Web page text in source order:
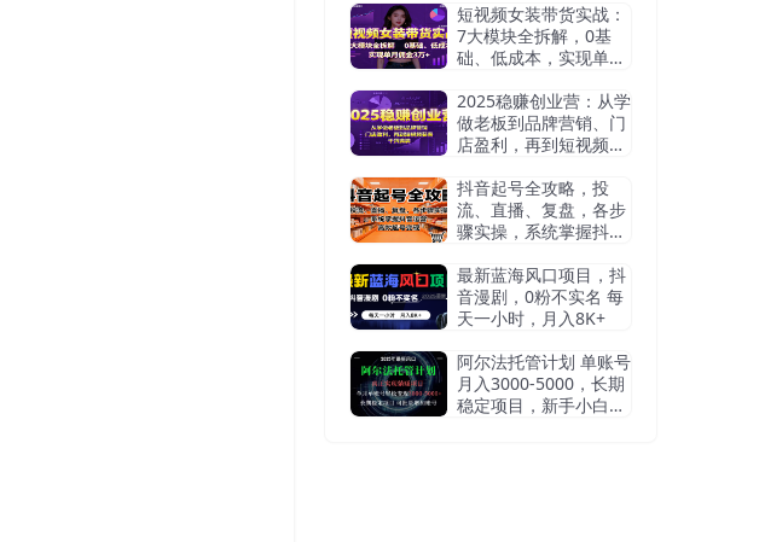
短视频女装带货实战：
7大模块全拆解，0基
础、低成本，实现单月
2025稳赚创业营：从学
做老板到品牌营销、门
店盈利，再到短视频获
抖音起号全攻略，投
流、直播、复盘，各步
骤实操，系统掌握抖音
最新蓝海风口项目，抖
音漫剧，0粉不实名 每
天一小时，月入8K+
阿尔法托管计划 单账号
月入3000-5000，长期
稳定项目，新手小白轻